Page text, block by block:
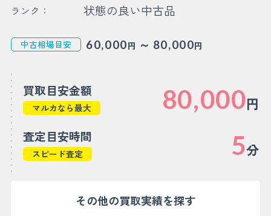
ランク： 状態の良い中古品
中古相場目安 60,000円 ～ 80,000円
買取目安金額
マルカなら最大 80,000円
査定目安時間
スピード査定 5分
その他の買取実績を探す